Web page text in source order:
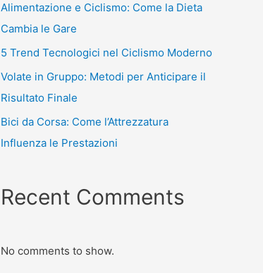
Alimentazione e Ciclismo: Come la Dieta
Cambia le Gare
5 Trend Tecnologici nel Ciclismo Moderno
Volate in Gruppo: Metodi per Anticipare il
Risultato Finale
Bici da Corsa: Come l’Attrezzatura
Influenza le Prestazioni
Recent Comments
No comments to show.